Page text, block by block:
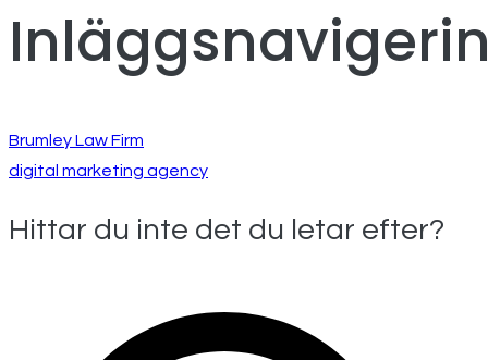
Brumley Law Firm
digital marketing agency
Hittar du inte det du letar efter?